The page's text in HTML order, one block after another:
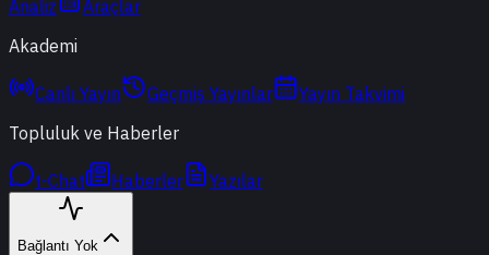
Analiz
Araçlar
Akademi
Canlı Yayın Geçmiş Yayınlar
Yayın Takvimi
Topluluk ve Haberler
t-Chat Haberler Yazılar
Bağlantı Yok